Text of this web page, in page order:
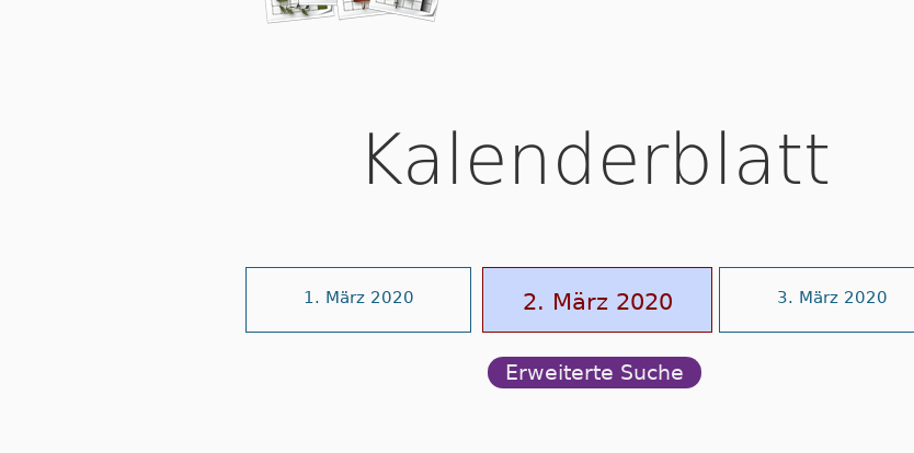
Kalenderblatt
1. März 2020 2. März 2020 3. März 2020
Erweiterte Suche